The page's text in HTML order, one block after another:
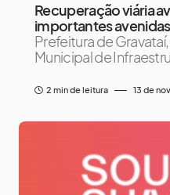
Recuperação viária
importantes
Prefeitura de
Municipal de
2 min de leitura 13 de